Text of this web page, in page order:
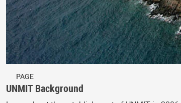
PAGE
UNMIT Background